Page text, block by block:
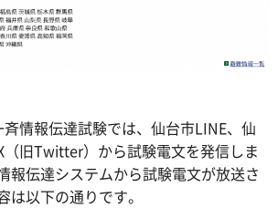
情報伝達試験では、仙台市LINE、仙
（旧Twitter）から試験電文を発信しま
報伝達システムから試験電文が放送さ
は以下の通りです。